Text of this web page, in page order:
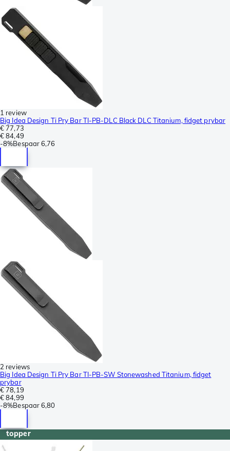
1 review
Big Idea Design Ti Pry Bar TI-PB-DLC Black DLC Titanium, fidget prybar
€ 77,73
€ 84,49
-8%Bespaar6,76
2 reviews
Big Idea Design Ti Pry Bar TI-PB-SW Stonewashed Titanium, fidget
prybar
€ 78,19
€ 84,99
-8%Bespaar6,80
topper